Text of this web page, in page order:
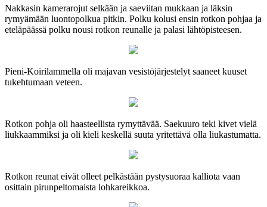
Nakkasin kamerarojut selkään ja saeviitan mukkaan ja läksin
rymyämään luontopolkua pitkin. Polku kolusi ensin rotkon pohjaa ja
eteläpäässä polku nousi rotkon reunalle ja palasi lähtöpisteesen.
Pieni-Koirilammella oli majavan vesistöjärjestelyt saaneet kuuset
tukehtumaan veteen.
Rotkon pohja oli haasteellista rymyttävää. Saekuuro teki kivet vielä
liukkaammiksi ja oli kieli keskellä suuta yritettävä olla liukastumatta.
Rotkon reunat eivät olleet pelkästään pystysuoraa kalliota vaan
osittain pirunpeltomaista lohkareikkoa.